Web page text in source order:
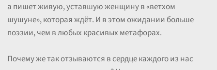
а пишет живую, уставшую женщину в «ветхом
шушуне», которая ждёт. И в этом ожидании больше
поэзии, чем в любых красивых метафорах.
Почему же так отзываются в сердце каждого из нас